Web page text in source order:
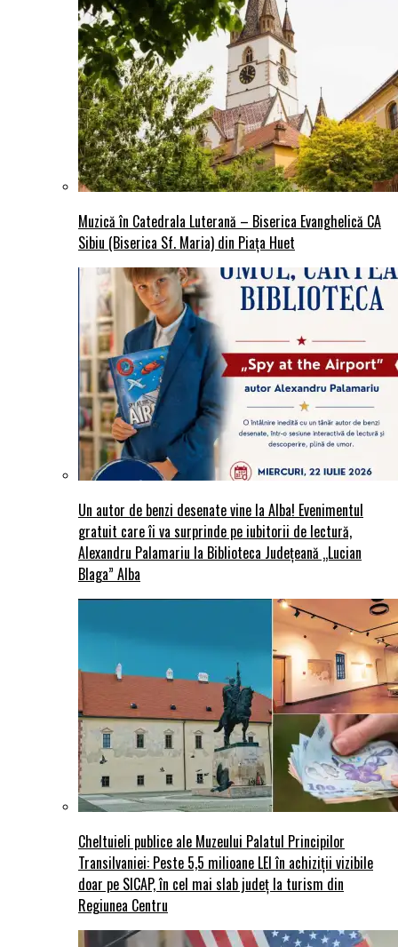
Muzică în Catedrala Luterană – Biserica Evanghelică CA
Sibiu (Biserica Sf. Maria) din Piaţa Huet
Un autor de benzi desenate vine la Alba! Evenimentul
gratuit care îi va surprinde pe iubitorii de lectură,
Alexandru Palamariu la Biblioteca Județeană „Lucian
Blaga” Alba
Cheltuieli publice ale Muzeului Palatul Principilor
Transilvaniei: Peste 5,5 milioane LEI în achiziții vizibile
doar pe SICAP, în cel mai slab județ la turism din
Regiunea Centru